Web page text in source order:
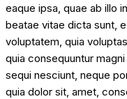
eaque ipsa, quae ab illo
beatae vitae dicta sunt,
voluptatem, quia
quia consequuntur
sequi nesciunt, neque
quia dolor sit, amet,